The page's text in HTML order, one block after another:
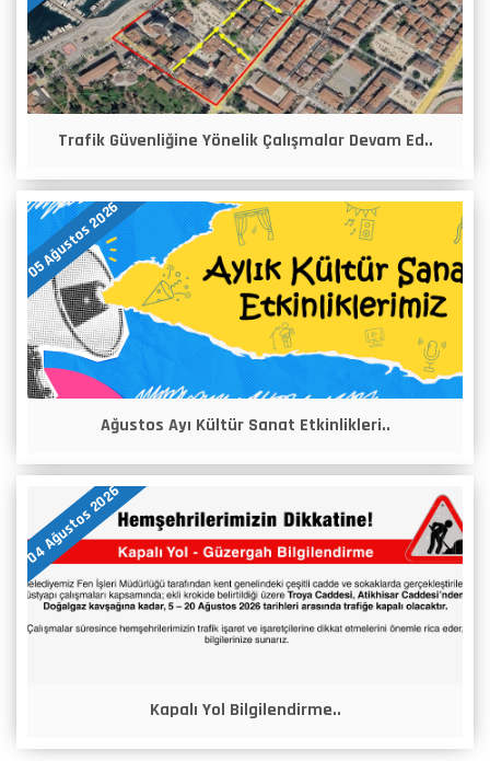
Trafik Güvenliğine Yönelik Çalışmalar Devam Ed..
05 Ağustos 2026
Ağustos Ayı Kültür Sanat Etkinlikleri..
04 Ağustos 2026
Kapalı Yol Bilgilendirme..